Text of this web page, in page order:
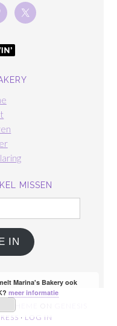
MISSEN
IN
THEME
· LOG IN
Marina's Bakery ook
meer informatie